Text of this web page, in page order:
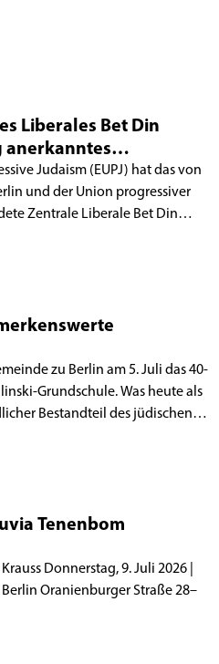
Liberales Bet Din
anerkanntes
Judaism (EUPJ) hat das von
und der Union progressiver
Zentrale Liberale Bet Din
Juni 2026 als anerkanntes
zu Berlin am 5. Juli das 40-
Grundschule. Was heute als
Bestandteil des jüdischen
1980er-Jahren unter
dem Hintergrund eines
bereits 1983 die Idee, eine
Tenenbom
Juli 2026 |